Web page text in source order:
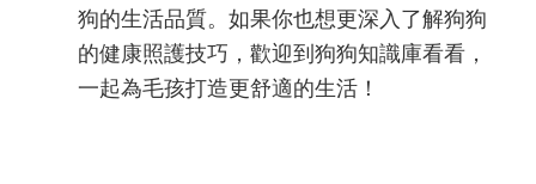
狗的生活品質。如果你也想更深入了解狗狗
的健康照護技巧，歡迎到狗狗知識庫看看，
一起為毛孩打造更舒適的生活！